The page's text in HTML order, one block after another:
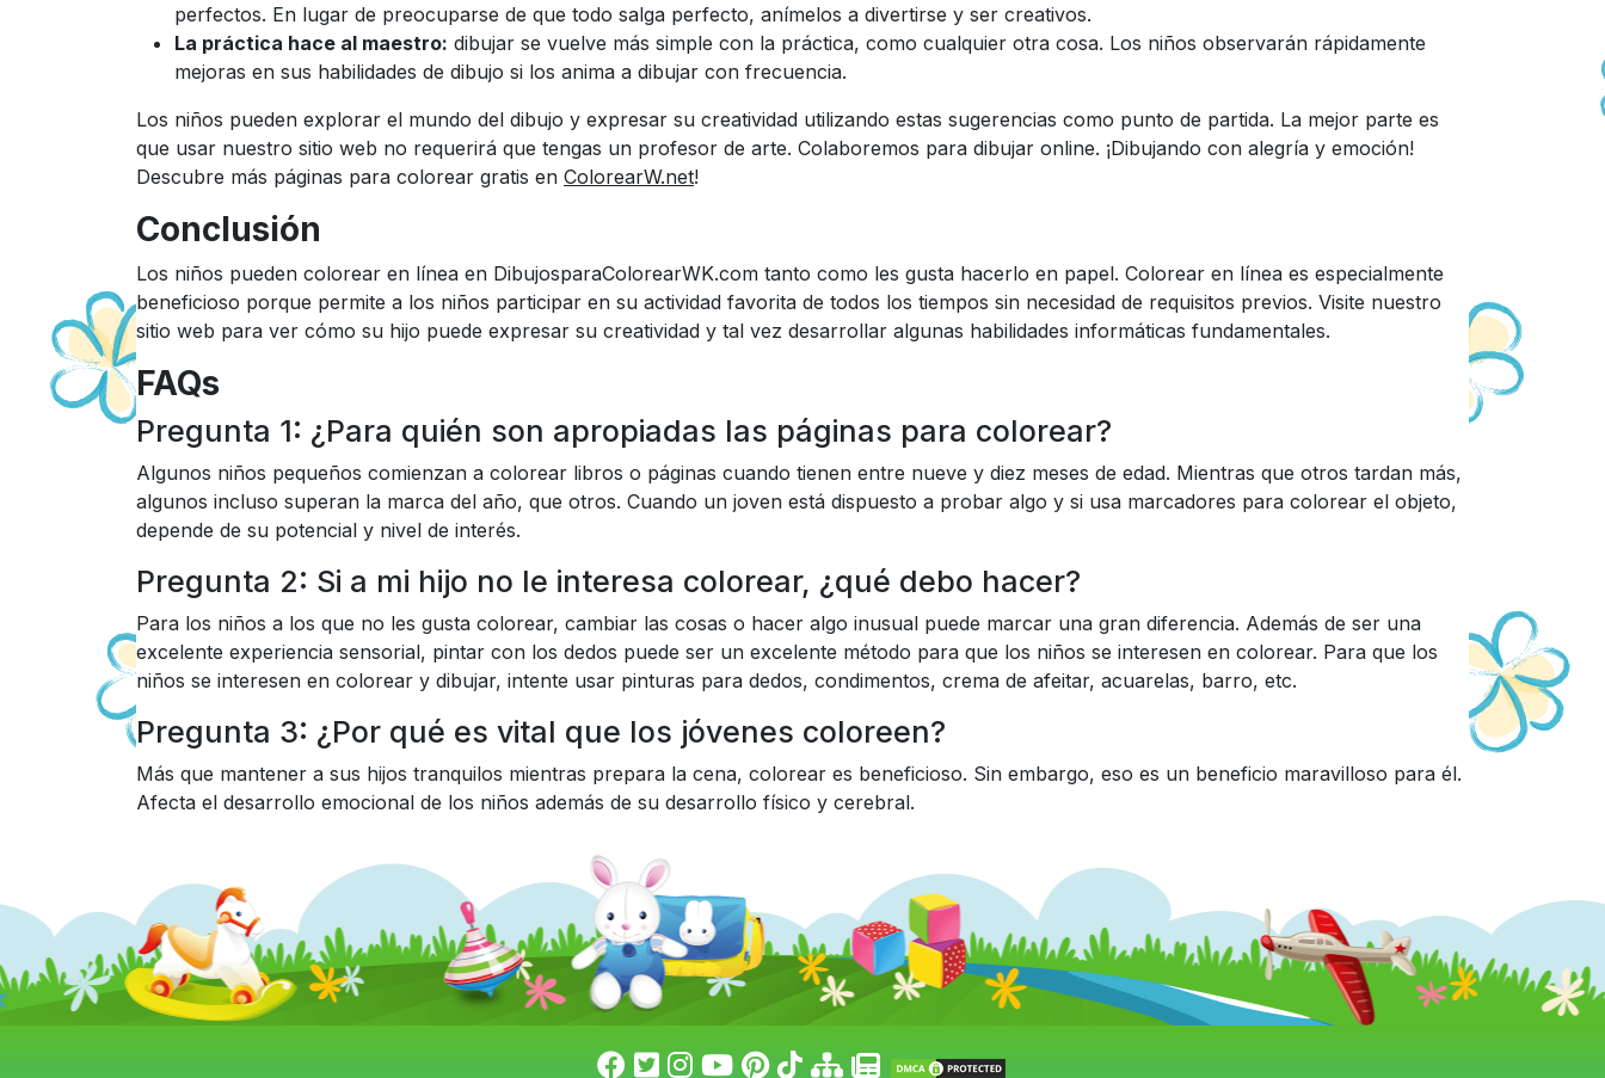
perfectos. En lugar de preocuparse de que todo salga perfecto, anímelos a divertirse y ser creativos.
La práctica hace al maestro: dibujar se vuelve más simple con la práctica, como cualquier otra cosa. Los niños observarán rápidamente
mejoras en sus habilidades de dibujo si los anima a dibujar con frecuencia.
Los niños pueden explorar el mundo del dibujo y expresar su creatividad utilizando estas sugerencias como punto de partida. La mejor parte es
que usar nuestro sitio web no requerirá que tengas un profesor de arte. Colaboremos para dibujar online. ¡Dibujando con alegría y emoción!
Descubre más páginas para colorear gratis en ColorearW.net!
Conclusión
Los niños pueden colorear en línea en DibujosparaColorearWK.com tanto como les gusta hacerlo en papel. Colorear en línea es especialmente
beneficioso porque permite a los niños participar en su actividad favorita de todos los tiempos sin necesidad de requisitos previos. Visite nuestro
sitio web para ver cómo su hijo puede expresar su creatividad y tal vez desarrollar algunas habilidades informáticas fundamentales.
FAQs
Pregunta 1: ¿Para quién son apropiadas las páginas para colorear?
Algunos niños pequeños comienzan a colorear libros o páginas cuando tienen entre nueve y diez meses de edad. Mientras que otros tardan más,
algunos incluso superan la marca del año, que otros. Cuando un joven está dispuesto a probar algo y si usa marcadores para colorear el objeto,
depende de su potencial y nivel de interés.
Pregunta 2: Si a mi hijo no le interesa colorear, ¿qué debo hacer?
Para los niños a los que no les gusta colorear, cambiar las cosas o hacer algo inusual puede marcar una gran diferencia. Además de ser una
excelente experiencia sensorial, pintar con los dedos puede ser un excelente método para que los niños se interesen en colorear. Para que los
niños se interesen en colorear y dibujar, intente usar pinturas para dedos, condimentos, crema de afeitar, acuarelas, barro, etc.
Pregunta 3: ¿Por qué es vital que los jóvenes coloreen?
Más que mantener a sus hijos tranquilos mientras prepara la cena, colorear es beneficioso. Sin embargo, eso es un beneficio maravilloso para él.
Afecta el desarrollo emocional de los niños además de su desarrollo físico y cerebral.